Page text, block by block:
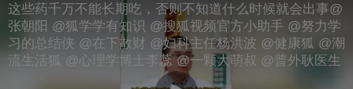
这些药千万不能长期吃，否则不知道什么时候就会出事@
张朝阳 @狐学学有知识 @搜狐视频官方小助手 @努力学
习的总结侠 @在下散财 @妇科主任杨洪波 @健康狐 @潮
流生活狐 @心理学博士李蕊 @一颗大萌叔 @普外耿医生